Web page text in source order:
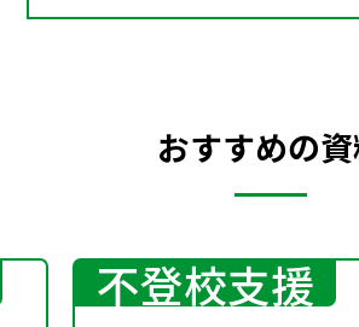
おすすめの
不登校支援